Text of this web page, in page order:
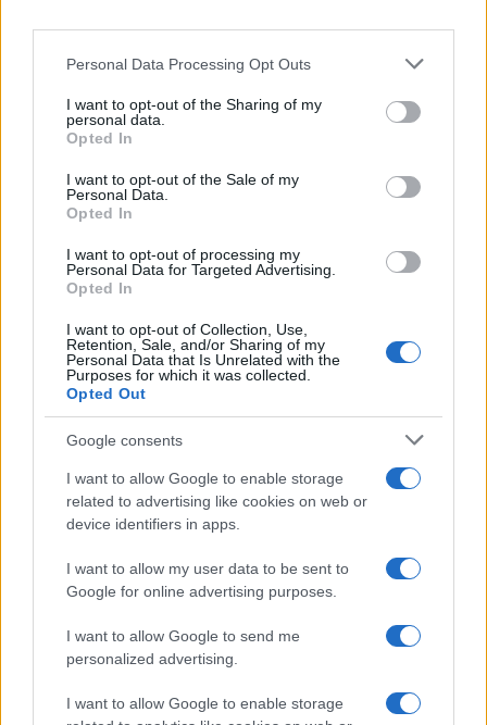
Personal Data Processing Opt Outs
I want to opt-out of the Sharing of my
personal data.
Opted In
I want to opt-out of the Sale of my
Personal Data.
Opted In
I want to opt-out of processing my
Personal Data for Targeted Advertising.
Opted In
I want to opt-out of Collection, Use,
Retention, Sale, and/or Sharing of my
Personal Data that Is Unrelated with the
Purposes for which it was collected.
Opted Out
Google consents
I want to allow Google to enable storage
related to advertising like cookies on web or
device identifiers in apps.
I want to allow my user data to be sent to
Google for online advertising purposes.
I want to allow Google to send me
personalized advertising.
I want to allow Google to enable storage
izražavali drugačije stavove. Dvije mlade Iranke
kazale su stranim novinarima da su se "pravi glasovi
održanih prije nekoliko mjeseci.
vodstvom 56-godišnjeg Mojtabe Hamneija, koji od
izraelsko-američkih zračnih udara u kojima je
tvrde da se skriva zbog prijetnji atentatom.
"događajem stoljeća", nastojeći poslati poruku da
Islamska Republika, uprkos unutrašnjim problemima
i vanjskim pritiscima, ostaje nepokolebljiva.